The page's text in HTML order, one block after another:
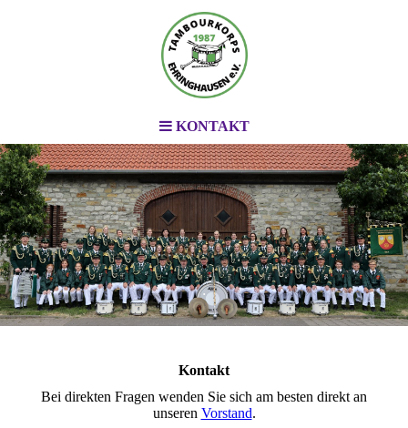
KONTAKT
.
.
.
Kontakt
Bei direkten Fragen wenden Sie sich am besten direkt an
unseren Vorstand.